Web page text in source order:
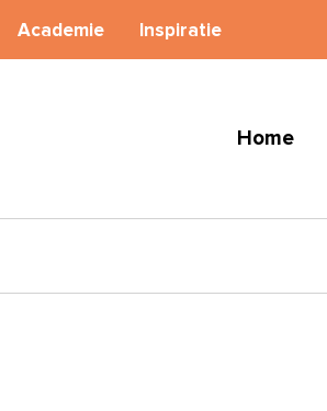
Academie Inspiratie
Home